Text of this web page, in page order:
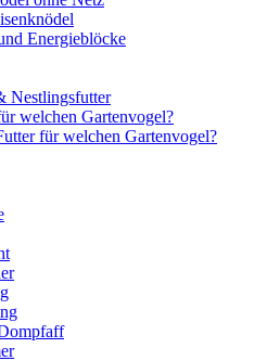
Energieblöcke
Nestlingsfutter
welchen Gartenvogel?
für welchen Gartenvogel?